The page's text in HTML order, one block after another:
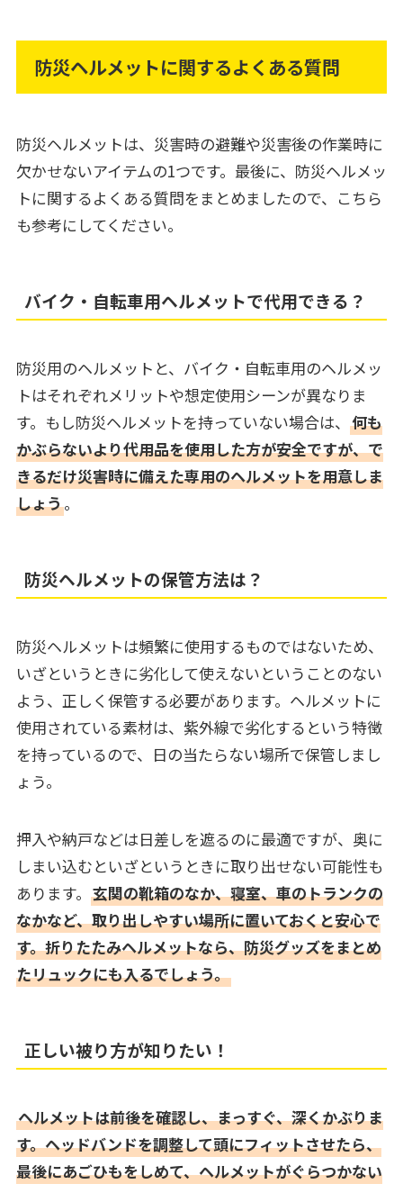
防災ヘルメットに関するよくある質問
防災ヘルメットは、災害時の避難や災害後の作業時に
欠かせないアイテムの1つです。最後に、防災ヘルメッ
トに関するよくある質問をまとめましたので、こちら
も参考にしてください。
バイク・自転車用ヘルメットで代用できる？
防災用のヘルメットと、バイク・自転車用のヘルメッ
トはそれぞれメリットや想定使用シーンが異なりま
す。もし防災ヘルメットを持っていない場合は、 何も
かぶらないより代用品を使用した方が安全ですが、で
きるだけ災害時に備えた専用のヘルメットを用意しま
しょう。
防災ヘルメットの保管方法は？
防災ヘルメットは頻繁に使用するものではないため、
いざというときに劣化して使えないということのない
よう、正しく保管する必要があります。ヘルメットに
使用されている素材は、紫外線で劣化するという特徴
を持っているので、日の当たらない場所で保管しまし
ょう。
押入や納戸などは日差しを遮るのに最適ですが、奥に
しまい込むといざというときに取り出せない可能性も
あります。 玄関の靴箱のなか、寝室、車のトランクの
なかなど、取り出しやすい場所に置いておくと安心で
す。折りたたみヘルメットなら、防災グッズをまとめ
たリュックにも入るでしょう。
正しい被り方が知りたい！
ヘルメットは前後を確認し、まっすぐ、深くかぶりま
す。ヘッドバンドを調整して頭にフィットさせたら、
最後にあごひもをしめて、ヘルメットがぐらつかない